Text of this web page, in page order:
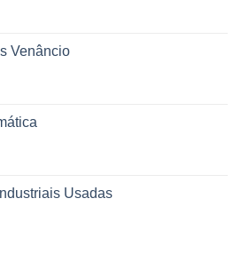
Venâncio
Usadas